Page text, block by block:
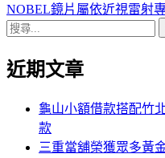
導
覽
文
一
章:
NOBEL鏡片屬依近視雷射
搜
關
近期文章
龜山小額借款搭配竹
款
三重當舖榮獲眾多黃